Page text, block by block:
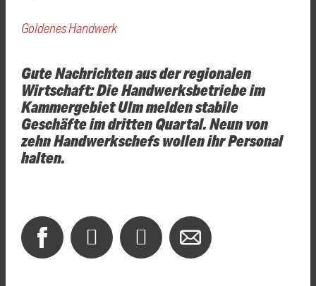
Goldenes Handwerk
Gute Nachrichten aus der regionalen
Wirtschaft: Die Handwerksbetriebe im
Kammergebiet Ulm melden stabile
Geschäfte im dritten Quartal. Neun von
zehn Handwerkschefs wollen ihr Personal
halten.